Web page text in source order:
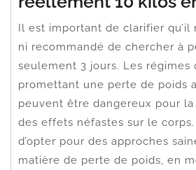
Il est important de clarifier qu’il
ni recommandé de chercher à
seulement 3 jours. Les régimes
promettant une perte de poids
peuvent être dangereux pour
des effets néfastes sur le
d’opter pour des approches
matière de perte de poids, en